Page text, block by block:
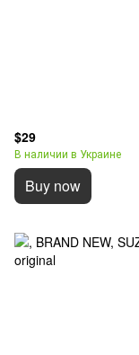
$29
В наличии в Украине
Buy now